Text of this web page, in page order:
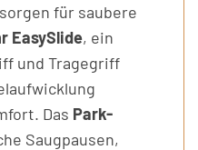
sorgen für saubere
EasySlide, ein
und Tragegriff
Das Park-
Saugpausen,